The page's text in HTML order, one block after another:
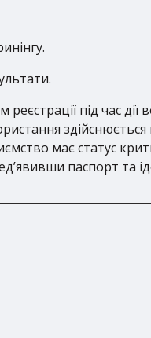
під час дії
має статус
паспорт та